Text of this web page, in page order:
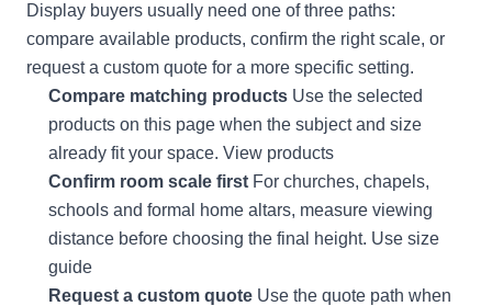
Display buyers usually need one of three paths:
compare available products, confirm the right scale, or
request a custom quote for a more specific setting.
Compare matching products Use the selected
products on this page when the subject and size
already fit your space. View products
Confirm room scale first For churches, chapels,
schools and formal home altars, measure viewing
distance before choosing the final height. Use size
guide
Request a custom quote Use the quote path when